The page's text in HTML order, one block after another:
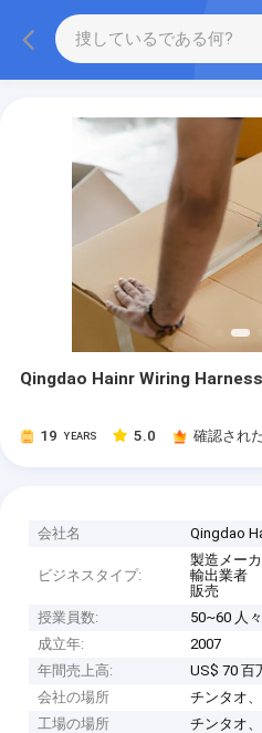
Qingdao Hainr Wiring
19 YEARS 5.0 確認され
会社名 Qingdao
ビジネスタイプ:
製造メー
輸出業者
販売
授業員数:
50~60 人々
成立年:
2007
年間売上高:
US$ 70 百
会社の場所
チンタオ
工場の場所
チンタオ